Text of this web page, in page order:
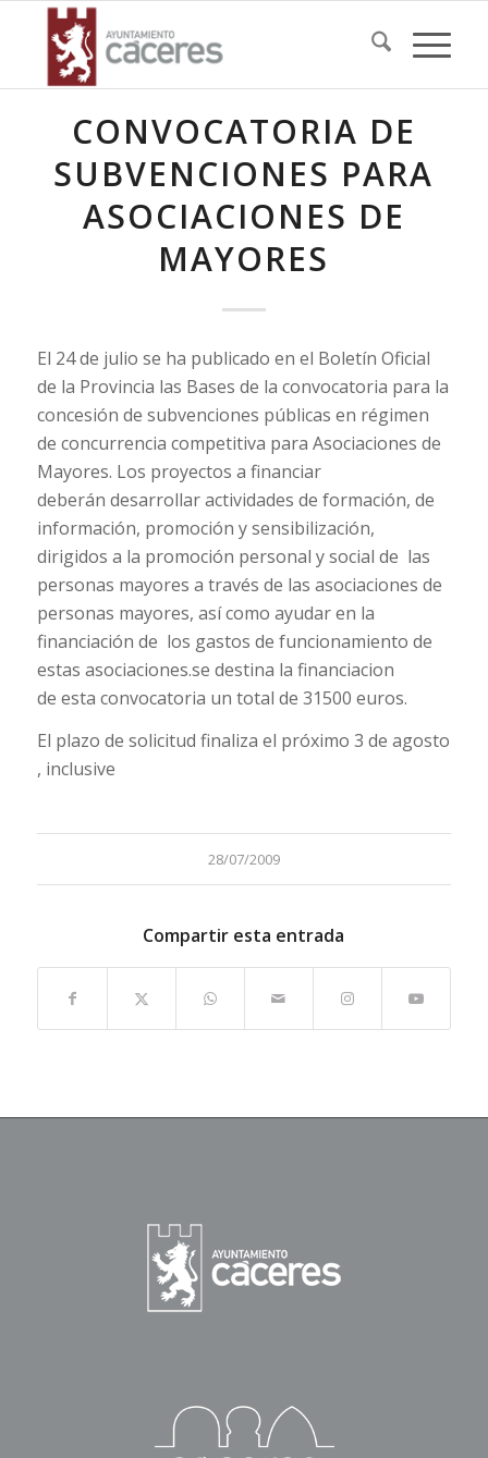
CONVOCATORIA DE
SUBVENCIONES PARA
ASOCIACIONES DE
MAYORES
El 24 de julio se ha publicado en el Boletín Oficial
de la Provincia las Bases de la convocatoria para la
concesión de subvenciones públicas en régimen
de concurrencia competitiva para Asociaciones de
Mayores. Los proyectos a financiar
deberán desarrollar actividades de formación, de
información, promoción y sensibilización,
dirigidos a la promoción personal y social de las
personas mayores a través de las asociaciones de
personas mayores, así como ayudar en la
financiación de los gastos de funcionamiento de
estas asociaciones.se destina la financiacion
de esta convocatoria un total de 31500 euros.
El plazo de solicitud finaliza el próximo 3 de agosto
, inclusive
28/07/2009
Compartir esta entrada